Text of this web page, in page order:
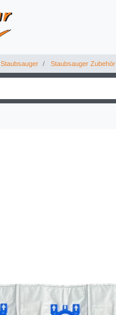
Staubsauger Staubsauger Zubehör